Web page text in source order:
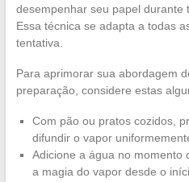
desempenhar seu papel durante
Essa técnica se adapta a todas
tentativa.
Para aprimorar sua abordagem
preparação, considere estas
Com pão ou pratos cozidos,
difundir o vapor
Adicione a água no momento
a magia do vapor desde o